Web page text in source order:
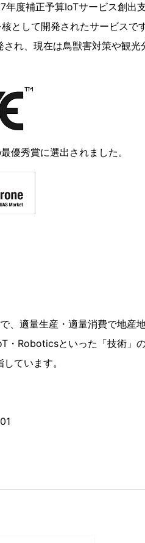
年度補正予算IoTサービス創出
として開発されたサービスで
れ、現在は鳥獣害対策や観光
優秀賞に選出されました。
、適量生産・適量消費で地産
・Roboticsといった「技術」
ています。